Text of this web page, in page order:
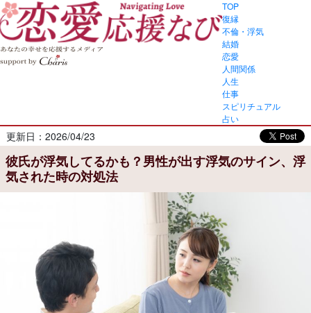
TOP
復縁
不倫・浮気
結婚
恋愛
人間関係
人生
仕事
スピリチュアル
占い
更新日：2026/04/23
彼氏が浮気してるかも？男性が出す浮気のサイン、浮
気された時の対処法